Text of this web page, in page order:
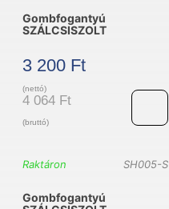
aluminium
Gombfogantyú
SZÁLCSISZOLT
3 200 Ft
(nettó)
4 064 Ft
(bruttó)
mennyiség
SH005-S
Raktáron
Gombfogantyú